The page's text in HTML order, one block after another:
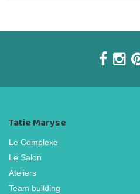
Tatie Maryse
Le Complexe
Le Salon
Ateliers
Team building